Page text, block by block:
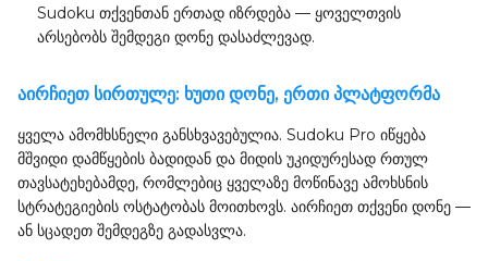
Sudoku თქვენთან ერთად იზრდება — ყოველთვის
არსებობს შემდეგი დონე დასაძლევად.
აირჩიეთ სირთულე: ხუთი დონე, ერთი პლატფორმა
ყველა ამომხსნელი განსხვავებულია. Sudoku Pro იწყება
მშვიდი დამწყების ბადიდან და მიდის უკიდურესად რთულ
თავსატეხებამდე, რომლებიც ყველაზე მოწინავე ამოხსნის
სტრატეგიების ოსტატობას მოითხოვს. აირჩიეთ თქვენი დონე —
ან სცადეთ შემდეგზე გადასვლა.